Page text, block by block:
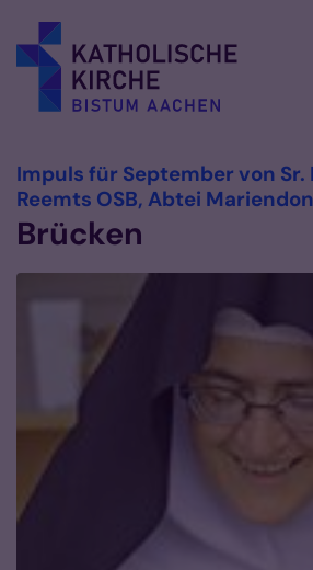
Impuls für September von Sr.
Reemts OSB, Abtei
Brücken